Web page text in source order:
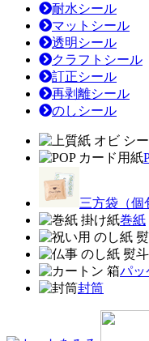
耐水シール
マットシール
透明シール
クラフトシール
訂正シール
再剥離シール
のしシール
三方袋（個
巻紙
パッ
封筒